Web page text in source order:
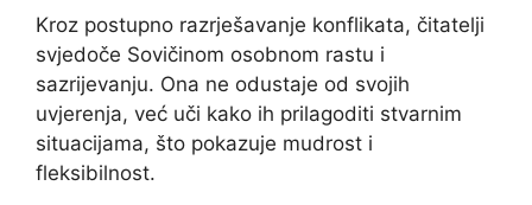
Kroz postupno razrješavanje konflikata, čitatelji
svjedoče Sovičinom osobnom rastu i
sazrijevanju. Ona ne odustaje od svojih
uvjerenja, već uči kako ih prilagoditi stvarnim
situacijama, što pokazuje mudrost i
fleksibilnost.